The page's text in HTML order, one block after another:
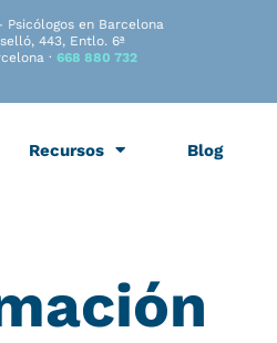
Psicólogos en Barcelona
443, Entlo. 6ª
· 668 880 732
Recursos Blog